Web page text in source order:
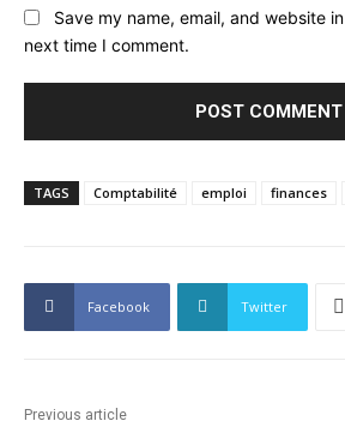
Save my name, email, and website
next time I comment.
TAGS Comptabilité emploi finances
Facebook Twitter
Previous article